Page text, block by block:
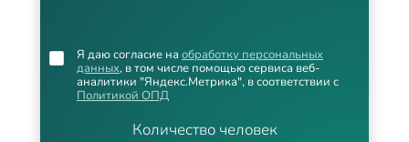
Количество человек
Я даю согласие на обработку персональных
данных, в том числе помощью сервиса веб-
аналитики "Яндекс.Метрика", в соответствии с
Политикой ОПД